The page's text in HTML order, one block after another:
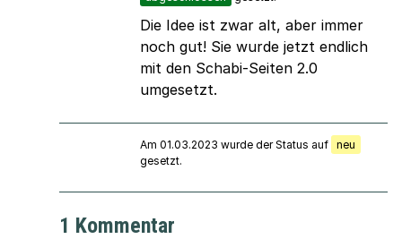
Die Idee ist zwar alt, aber immer
noch gut! Sie wurde jetzt endlich
mit den Schabi-Seiten 2.0
umgesetzt.
Am 01.03.2023 wurde der Status auf neu
gesetzt.
1 Kommentar